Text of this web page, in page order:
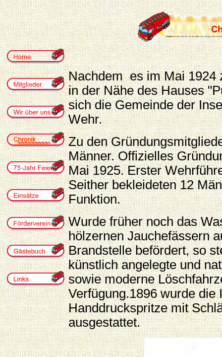
Nachdem es im Mai 1924
in der Nähe des Hauses
sich die Gemeinde der
Wehr.
Zu den
Männer. Offizielles
Mai 1925. Erster
Seither bekleideten 12
Funktion.
Wurde früher noch das
hölzernen Jauchefässern
Brandstelle befördert, so
künstlich angelegte und
sowie moderne
Verfügung.1896 wurde
Handdruckspritze mit
ausgestattet.